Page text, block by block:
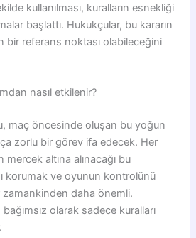
kullanılması, kuralların esnekliği
başlattı. Hukukçular, bu kararın
bir referans noktası olabileceğini
nasıl etkilenir?
maç öncesinde oluşan bu yoğun
zorlu bir görev ifa edecek. Her
altına alınacağı bu
korumak ve oyunun kontrolünü
zamankinden daha önemli.
olarak sadece kuralları